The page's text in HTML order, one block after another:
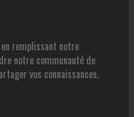
en remplissant notre
notre communauté de
vos connaissances.